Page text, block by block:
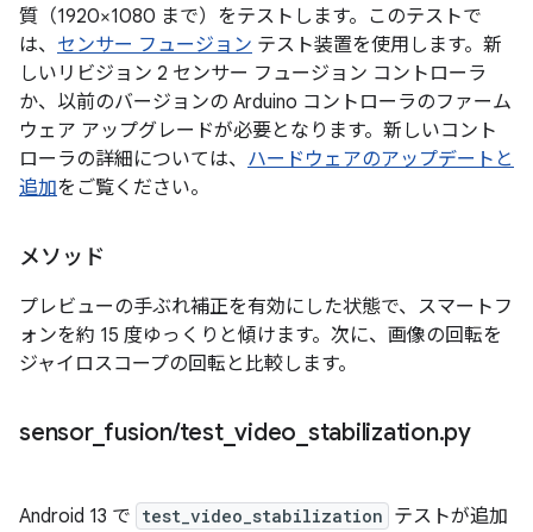
質（1920×1080 まで）をテストします。このテストで
は、 センサー フュージョン テスト装置を使用します。新
しいリビジョン 2 センサー フュージョン コントローラ
か、以前のバージョンの Arduino コントローラのファーム
ウェア アップグレードが必要となります。新しいコント
ローラの詳細については、 ハードウェアのアップデートと
追加をご覧ください。
メソッド
プレビューの手ぶれ補正を有効にした状態で、スマートフ
ォンを約 15 度ゆっくりと傾けます。次に、画像の回転を
ジャイロスコープの回転と比較します。
sensor_ fusion/test_video stabilization.py
Android 13 で test_video_stabilization テストが追加